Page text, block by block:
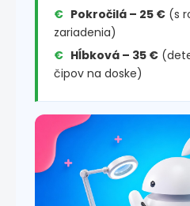
Pokročilá – 25 € (s
zariadenia)
Hĺbková – 35 €
čipov na doske)